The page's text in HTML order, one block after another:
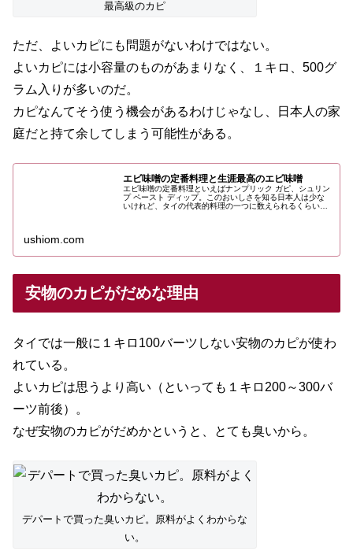
最高級のカピ
ただ、よいカピにも問題がないわけではない。
よいカピには小容量のものがあまりなく、１キロ、500グ
ラム入りが多いのだ。
カピなんてそう使う機会があるわけじゃなし、日本人の家
庭だと持て余してしまう可能性がある。
エビ味噌の定番料理と生涯最高のエビ味噌
エビ味噌の定番料理といえばナンプリック ガピ、シュリン
プ ペースト ディップ。このおいしさを知る日本人は少な
いけれど、タイの代表的料理の一つに数えられるくらい有
ushiom.com
安物のカピがだめな理由
タイでは一般に１キロ100バーツしない安物のカピが使わ
れている。
よいカピは思うより高い（といっても１キロ200～300バ
ーツ前後）。
なぜ安物のカピがだめかというと、とても臭いから。
デパートで買った臭いカピ。原料がよくわからな
い。